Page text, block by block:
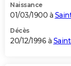
Naissance
01/03/1900 à
Décès
20/12/1996 à